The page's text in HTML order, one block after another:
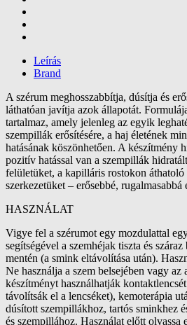
Leírás
Brand
A szérum meghosszabbítja, dúsítja és
láthatóan javítja azok állapotát.
tartalmaz, amely jelenleg az egyik
szempillák erősítésére, a haj életének
hatásának köszönhetően. A készítmény
pozitív hatással van a szempillák
felületüket, a kapilláris rostokon
szerkezetüket – erősebbé, rugalmasabbá
HASZNÁLAT
Vigye fel a szérumot egy mozdulattal
segítségével a szemhéjak tiszta és
mentén (a smink eltávolítása után).
Ne használja a szem belsejében vagy
készítményt használhatják
távolítsák el a lencséket), kemoterápia
dúsított szempillákhoz, tartós sminkhez
és szempillához. Használat előtt olvassa